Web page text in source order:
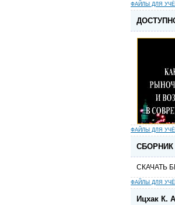
ФАЙЛЫ ДЛЯ
ФАЙЛЫ ДЛЯ
СКАЧАТЬ
ФАЙЛЫ ДЛЯ
Ицхак К.